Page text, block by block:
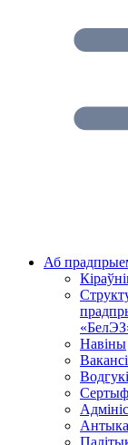
Аб
Навіны
Водгукі